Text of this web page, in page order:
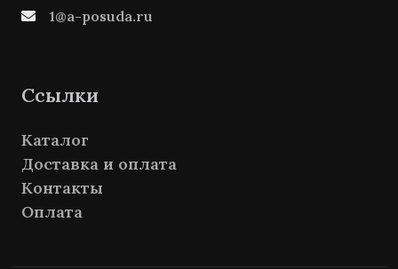
1@a-posuda.ru
Ссылки
Каталог
Доставка и оплата
Контакты
Оплата